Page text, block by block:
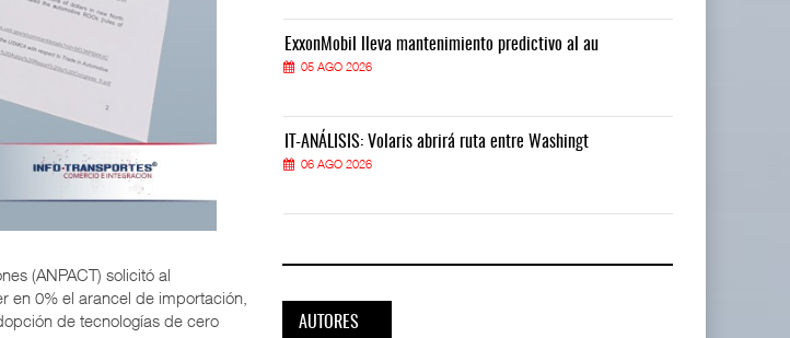
(ANPACT) solicitó al
en 0% el arancel de importación,
de tecnologías de cero
predictivo al au
abrirá ruta entre Washingt
ExxonMobil lleva mantenimiento predictivo al au
05 AGO 2026
IT-ANÁLISIS: Volaris abrirá ruta entre Washingt
06 AGO 2026
AUTORES